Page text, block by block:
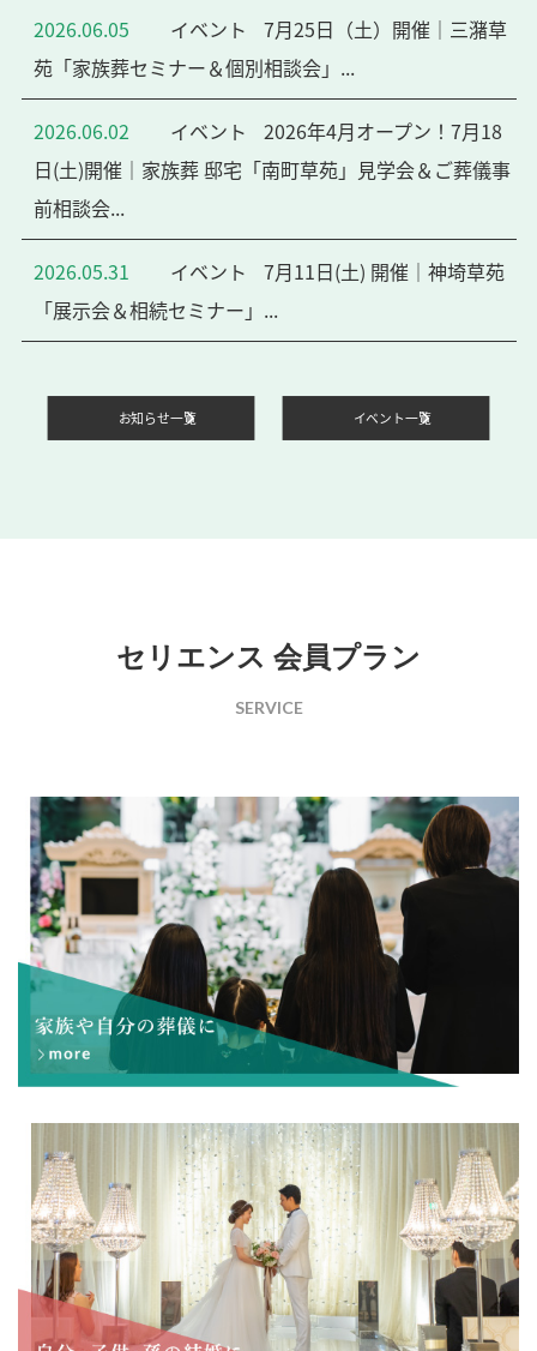
2026.06.05 イベント
7月25日（土）開催｜三潴草
苑「家族葬セミナー＆個別相談会」...
2026.06.02 イベント
2026年4月オープン！7月18
日(土)開催｜家族葬 邸宅「南町草苑」見学会＆ご葬儀事
前相談会...
2026.05.31 イベント
7月11日(土) 開催｜神埼草苑
「展示会＆相続セミナー」...
お知らせ一覧 イベント一覧
セリエンス 会員プラン
SERVICE